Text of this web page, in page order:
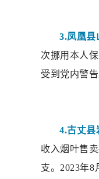
3.凤凰县
次挪用本人
受到党内警告
4.古丈县
收入烟叶售
支。2023年